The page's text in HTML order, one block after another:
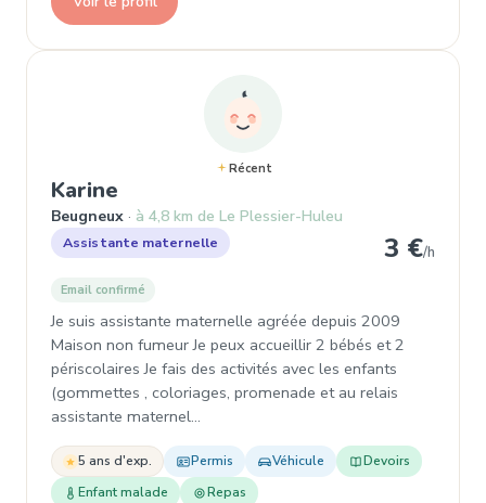
Récent
Karine
Beugneux à 4,8 km de Le Plessier-Huleu
Assistante maternelle 3 €/h
Email confirmé
Je suis assistante maternelle agréée depuis 2009
Maison non fumeur Je peux accueillir 2 bébés et 2
périscolaires Je fais des activités avec les enfants
(gommettes , coloriages, promenade et au relais
assistante maternel…
5 ans d'exp. Permis Véhicule
Devoirs
Enfant malade
Repas